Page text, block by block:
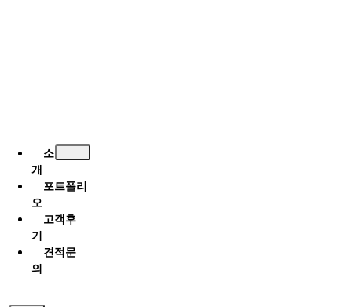
소
개
포트폴리
오
고객후
기
견적문
의